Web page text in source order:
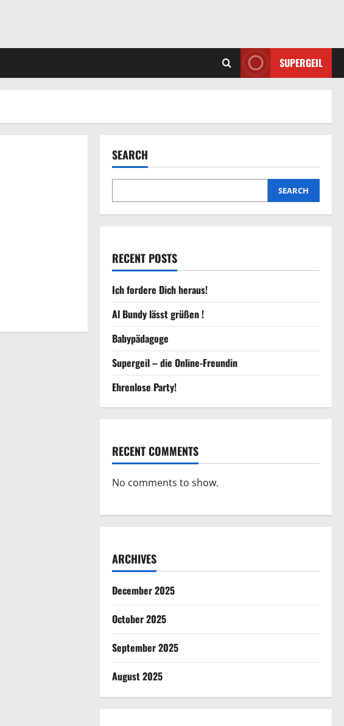
SUPERGEIL
SEARCH
SEARCH
RECENT POSTS
Ich fordere Dich heraus!
Al Bundy lässt grüßen !
Babypädagoge
Supergeil – die Online-Freundin
Ehrenlose Party!
RECENT COMMENTS
No comments to show.
ARCHIVES
December 2025
October 2025
September 2025
August 2025